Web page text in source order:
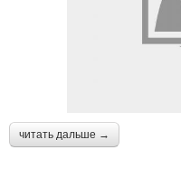
читать дальше →